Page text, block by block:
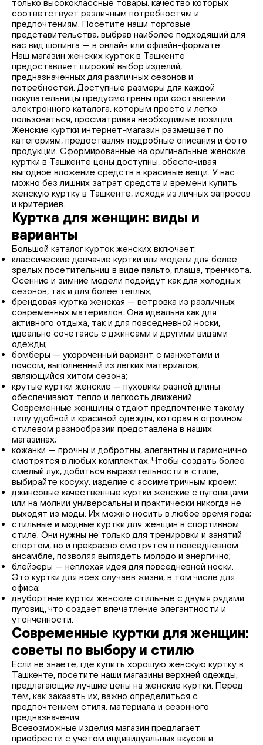
только высококлассные товары, качество которых
соответствует различным потребностям и
предпочтениям. Посетите наши торговые
представительства, выбрав наиболее подходящий для
вас вид шопинга — в онлайн или офлайн-формате.
Наш магазин женских курток в Ташкенте
предоставляет широкий выбор изделий,
предназначенных для различных сезонов и
потребностей. Доступные размеры для каждой
покупательницы предусмотрены при составлении
электронного каталога, которым просто и легко
пользоваться, просматривая необходимые позиции.
Женские куртки интернет-магазин размещает по
категориям, предоставляя подробные описания и фото
продукции. Сформированные на оригинальные женские
куртки в Ташкенте цены доступны, обеспечивая
выгодное вложение средств в красивые вещи. У нас
можно без лишних затрат средств и времени купить
женскую куртку в Ташкенте, исходя из личных запросов
и критериев.
Куртка для женщин: виды и
варианты
Большой каталог курток женских включает:
классические девчачие куртки или модели для более
зрелых посетительниц в виде пальто, плаща, тренчкота.
Осенние и зимние модели подойдут как для холодных
сезонов, так и для более теплых;
брендовая куртка женская — ветровка из различных
современных материалов. Она идеальна как для
активного отдыха, так и для повседневной носки,
идеально сочетаясь с джинсами и другими видами
одежды;
бомберы — укороченный вариант с манжетами и
поясом, выполненный из легких материалов,
являющийся хитом сезона;
крутые куртки женские — пуховики разной длины
обеспечивают тепло и легкость движений.
Современные женщины отдают предпочтение такому
типу удобной и красивой одежды, которая в огромном
стилевом разнообразии представлена в наших
магазинах;
кожанки — прочны и добротны, элегантны и гармонично
смотрятся в любых комплектах. Чтобы создать более
смелый лук, добиться выразительности в стиле,
выбирайте косуху, изделие с ассиметричным кроем;
джинсовые качественные куртки женские с пуговицами
или на молнии универсальны и практически никогда не
выходят из моды. Их можно носить в любое время года;
стильные и модные куртки для женщин в спортивном
стиле. Они нужны не только для тренировки и занятий
спортом, но и прекрасно смотрятся в повседневном
ансамбле, позволяя выглядеть молодо и энергично;
блейзеры — неплохая идея для повседневной носки.
Это куртки для всех случаев жизни, в том числе для
офиса;
двубортные куртки женские стильные с двумя рядами
пуговиц, что создает впечатление элегантности и
утонченности.
Современные куртки для женщин:
советы по выбору и стилю
Если не знаете, где купить хорошую женскую куртку в
Ташкенте, посетите наши магазины верхней одежды,
предлагающие лучшие цены на женские куртки. Перед
тем, как заказать их, важно определиться с
предпочтением стиля, материала и сезонного
предназначения.
Всевозможные изделия магазин предлагает
приобрести с учетом индивидуальных вкусов и